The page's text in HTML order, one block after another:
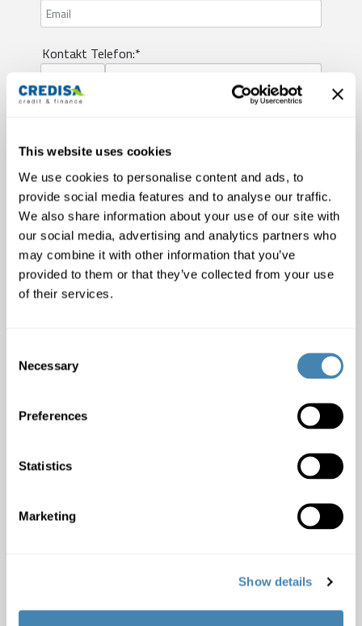
This website uses cookies
We use cookies to personalise content and ads, to
provide social media features and to analyse our traffic.
We also share information about your use of our site with
our social media, advertising and analytics partners who
may combine it with other information that you’ve
provided to them or that they’ve collected from your use
of their services.
Selection
Necessary
Preferences
Statistics
Marketing
Show details
Kontakt Telefon:*
Berufliche Situation:*
Zivilstand:*
Pfändungen oder Verlustscheine:
Bemerkungen:
Wichtige Informationen